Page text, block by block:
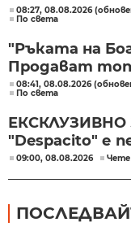
08:27, 08.08.2026
По света
"Ръката на
Продават
08:41, 08.08.2026
По света
ЕКСКЛУЗИВНО
"Despacito" е
09:00, 08.08.2026 Чете